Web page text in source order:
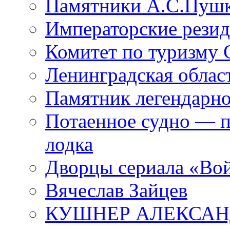
Памятники
Императорские
Комитет по туризму
Ленинградская
Памятник
Потаенное судно —
лодка
Дворцы сериала
Вячеслав Зайцев
КУШНЕР